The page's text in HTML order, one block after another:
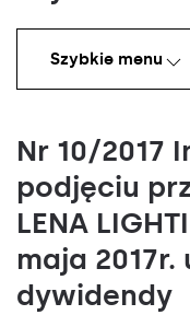
Szybkie menu
Nr 10/2017
podjęciu
LENA
maja 2017r.
dywidendy